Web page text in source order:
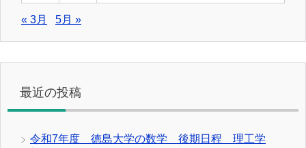
« 3月 5月 »
最近の投稿
令和7年度 徳島大学の数学 後期日程 理工学